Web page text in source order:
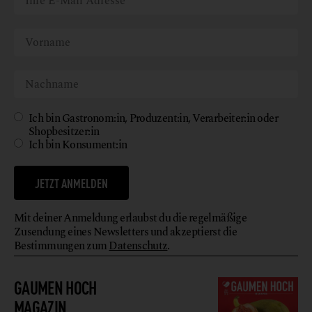
GAUMEN HOCH
MAGAZIN
Ich bin Gastronom:in, Produzent:in, Verarbeiter:in oder
Shopbesitzer:in
Ich bin Konsument:in
JETZT ANMELDEN
Mit deiner Anmeldung erlaubst du die regelmäßige
Zusendung eines Newsletters und akzeptierst die
Bestimmungen zumDatenschutz.